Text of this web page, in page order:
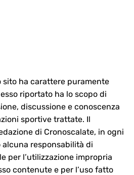
sito ha carattere puramente
riportato ha lo scopo di
discussione e conoscenza
sportive trattate. Il
di Cronoscalate, in ogni
alcuna responsabilità di
per l’utilizzazione impropria
contenute e per l’uso fatto